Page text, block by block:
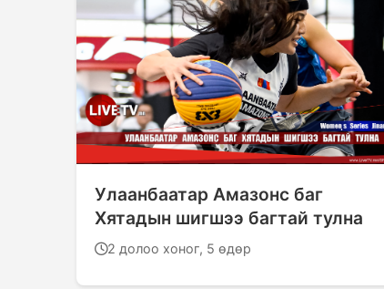
Улаанбаатар Амазонс баг
Хятадын шигшээ багтай тулна
2 долоо хоног, 5 өдөр